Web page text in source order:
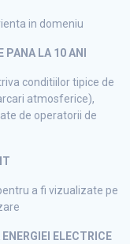
in domeniu
PANA LA 10 ANI
conditiilor tipice de
atmosferice),
de operatorii de
a fi vizualizate pe
ELECTRICE